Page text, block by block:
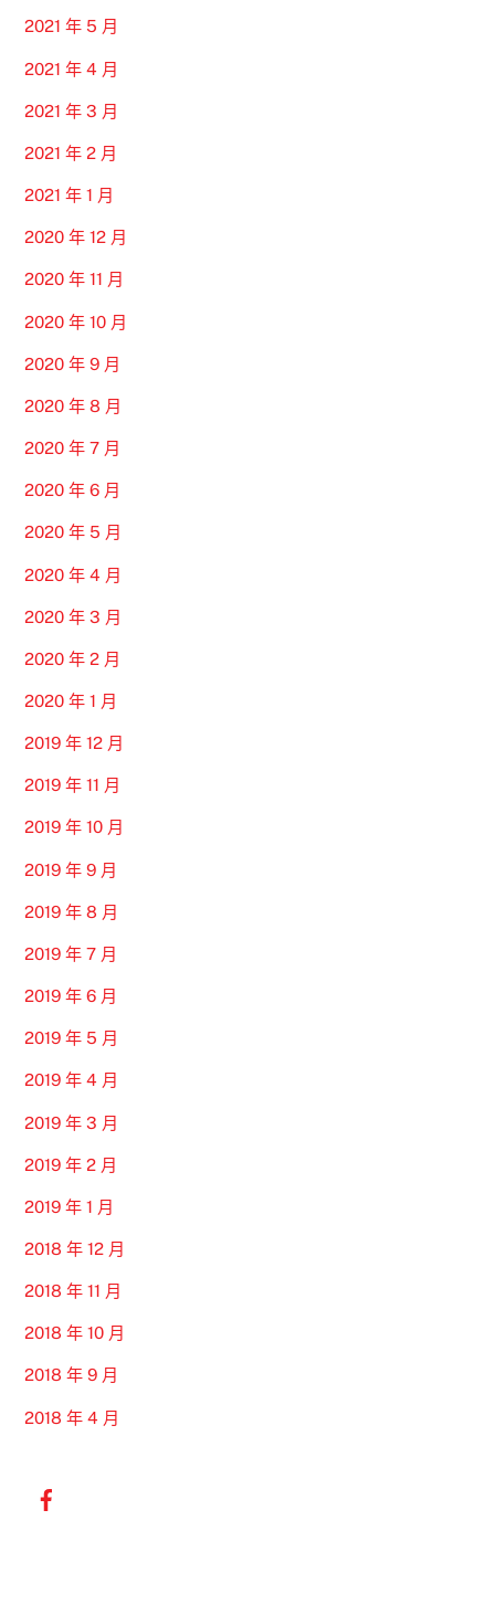
2021 年 5 月
2021 年 4 月
2021 年 3 月
2021 年 2 月
2021 年 1 月
2020 年 12 月
2020 年 11 月
2020 年 10 月
2020 年 9 月
2020 年 8 月
2020 年 7 月
2020 年 6 月
2020 年 5 月
2020 年 4 月
2020 年 3 月
2020 年 2 月
2020 年 1 月
2019 年 12 月
2019 年 11 月
2019 年 10 月
2019 年 9 月
2019 年 8 月
2019 年 7 月
2019 年 6 月
2019 年 5 月
2019 年 4 月
2019 年 3 月
2019 年 2 月
2019 年 1 月
2018 年 12 月
2018 年 11 月
2018 年 10 月
2018 年 9 月
2018 年 4 月